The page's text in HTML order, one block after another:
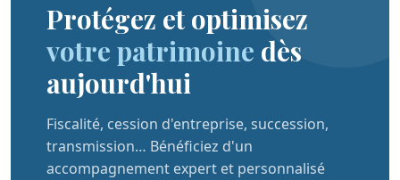
Protégez et optimisez
votre patrimoine dès
aujourd'hui
Fiscalité, cession d'entreprise, succession,
transmission… Bénéficiez d'un
accompagnement expert et personnalisé